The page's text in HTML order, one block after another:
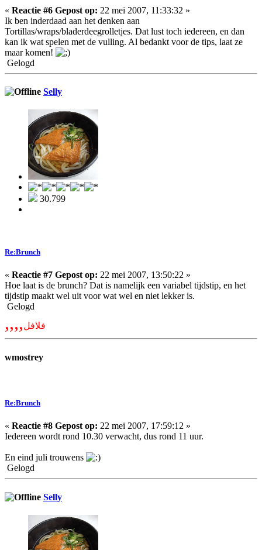
« Reactie #6 Gepost op: 22 mei 2007, 11:33:32 »
Ik ben inderdaad aan het denken aan
Tortillas/wraps/bladerdeegrolletjes. Dat lust toch iedereen, en dan
kan ik wat spelen met de vulling. Al bedankt voor de tips, laat ze
maar komen!
Gelogd
Selly
30.799
Re:Brunch
« Reactie #7 Gepost op: 22 mei 2007, 13:50:22 »
Hoe laat is de brunch? Dat is namelijk een variabel tijdstip, en het
tijdstip maakt wel uit voor wat wel en niet lekker is.
Gelogd
,,,,فلافل
wmostrey
Re:Brunch
« Reactie #8 Gepost op: 22 mei 2007, 17:59:12 »
Iedereen wordt rond 10.30 verwacht, dus rond 11 uur.
En eind juli trouwens
Gelogd
Selly